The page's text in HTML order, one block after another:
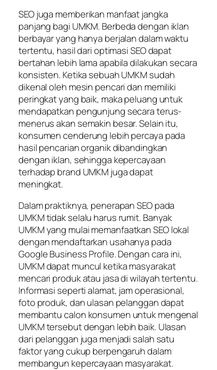
SEO juga memberikan manfaat jangka
panjang bagi UMKM. Berbeda dengan iklan
berbayar yang hanya berjalan dalam waktu
tertentu, hasil dari optimasi SEO dapat
bertahan lebih lama apabila dilakukan secara
konsisten. Ketika sebuah UMKM sudah
dikenal oleh mesin pencari dan memiliki
peringkat yang baik, maka peluang untuk
mendapatkan pengunjung secara terus-
menerus akan semakin besar. Selain itu,
konsumen cenderung lebih percaya pada
hasil pencarian organik dibandingkan
dengan iklan, sehingga kepercayaan
terhadap brand UMKM juga dapat
meningkat.
Dalam praktiknya, penerapan SEO pada
UMKM tidak selalu harus rumit. Banyak
UMKM yang mulai memanfaatkan SEO lokal
dengan mendaftarkan usahanya pada
Google Business Profile. Dengan cara ini,
UMKM dapat muncul ketika masyarakat
mencari produk atau jasa di wilayah tertentu.
Informasi seperti alamat, jam operasional,
foto produk, dan ulasan pelanggan dapat
membantu calon konsumen untuk mengenal
UMKM tersebut dengan lebih baik. Ulasan
dari pelanggan juga menjadi salah satu
faktor yang cukup berpengaruh dalam
membangun kepercayaan masyarakat.